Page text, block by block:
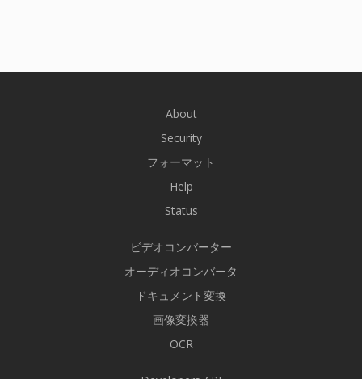
About
Security
フォーマット
Help
Status
ビデオコンバーター
オーディオコンバータ
ドキュメント変換
画像変換器
OCR